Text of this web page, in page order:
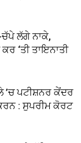
ਲੱਗੇ ਨਾਕੇ,
‘ਤੀ ਤਾਇਨਾਤੀ
’ਚ ਪਟੀਸ਼ਨਰ ਕੇਂਦਰ
: ਸੁਪਰੀਮ ਕੋਰਟ